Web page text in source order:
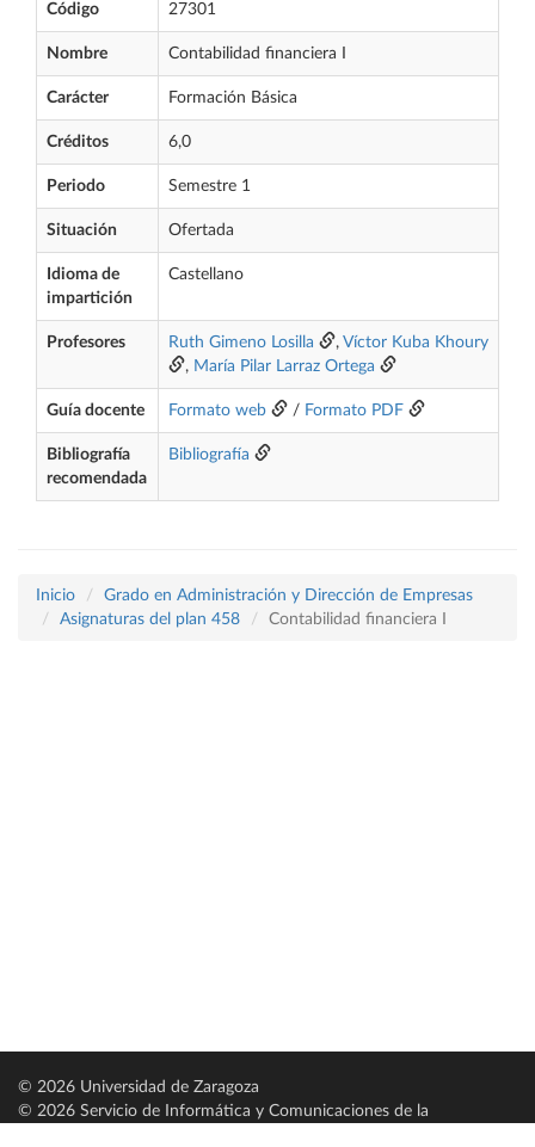
Código 27301
Nombre Contabilidad financiera I
Carácter Formación Básica
Créditos 6,0
Periodo Semestre 1
Situación Ofertada
Idioma de
impartición
Castellano
Profesores Ruth Gimeno Losilla , Víctor Kuba Khoury
, María Pilar Larraz Ortega
Guía docente Formato web / Formato PDF
Bibliografía
recomendada
Bibliografía
Inicio
Grado en Administración y Dirección de Empresas
Asignaturas del plan 458
Contabilidad financiera I
© 2026 Universidad de Zaragoza
© 2026 Servicio de Informática y Comunicaciones de la